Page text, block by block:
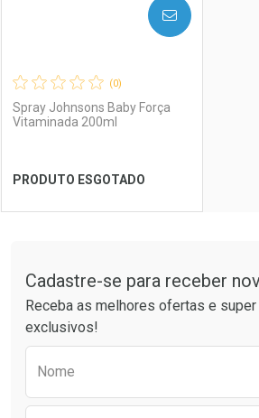
(0)
Spray Johnsons Baby Força
Vitaminada 200ml
PRODUTO ESGOTADO
AVISE-ME
Laboratório
Por Menos
Cadastre-se para receber
Receba as melhores ofertas e
exclusivos!
Nome